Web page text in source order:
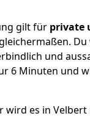
gilt für private
und
6 Minuten und
wird es in